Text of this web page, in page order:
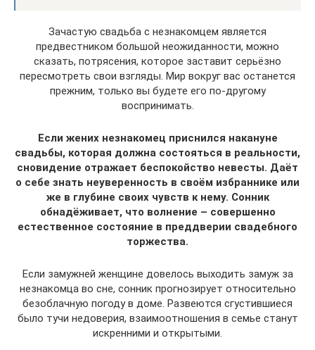
Зачастую свадьба с незнакомцем является
предвестником большой неожиданности, можно
сказать, потрясения, которое заставит серьёзно
пересмотреть свои взгляды. Мир вокруг вас останется
прежним, только вы будете его по-другому
воспринимать.
Если жених незнакомец приснился накануне
свадьбы, которая должна состояться в реальности,
сновидение отражает беспокойство невесты. Даёт
о себе знать неуверенность в своём избраннике или
же в глубине своих чувств к нему. Сонник
обнадёживает, что волнение – совершенно
естественное состояние в преддверии свадебного
торжества.
Если замужней женщине довелось выходить замуж за
незнакомца во сне, сонник прогнозирует относительно
безоблачную погоду в доме. Развеются сгустившиеся
было тучи недоверия, взаимоотношения в семье станут
искренними и открытыми.